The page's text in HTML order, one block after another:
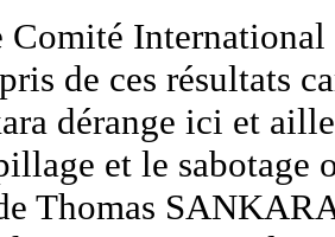
Comité
de ces résultats
dérange ici et
et le sabotage
Thomas